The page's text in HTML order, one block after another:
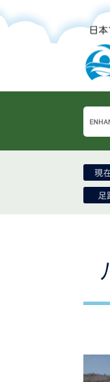
ー
で
ニ
ば
文
カ
ス
タ
ム
検